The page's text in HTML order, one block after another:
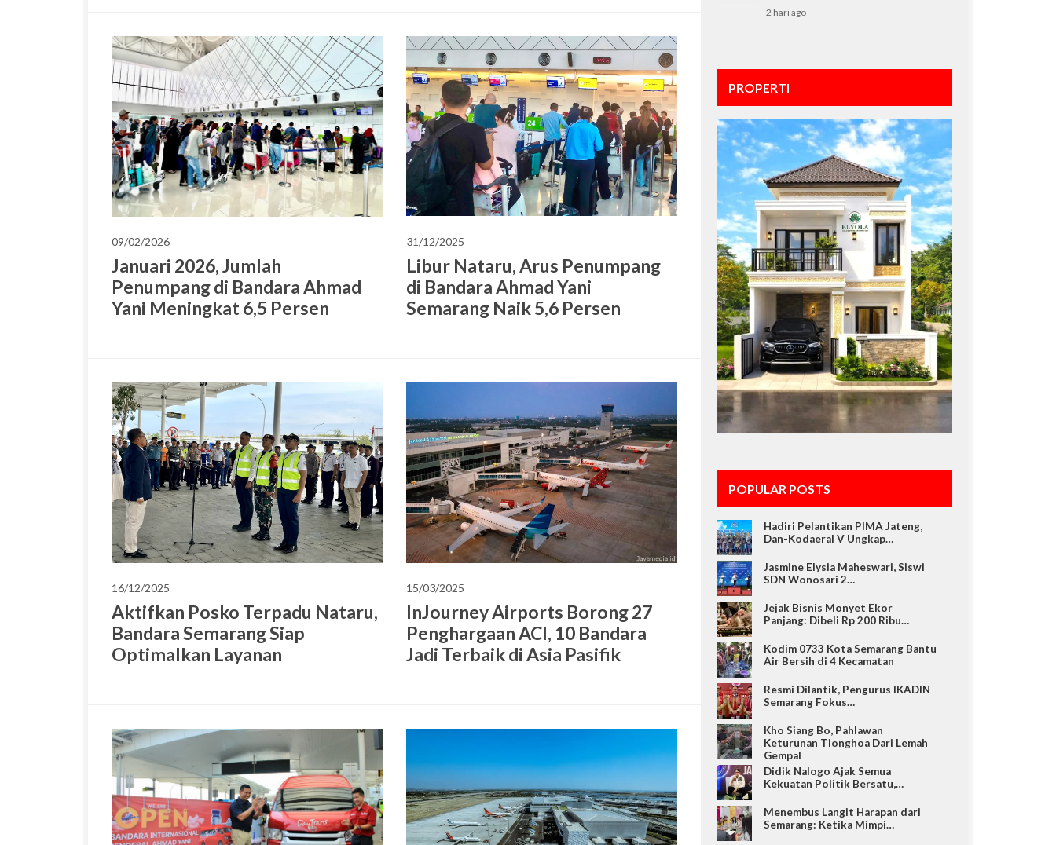
09/02/2026
Januari 2026, Jumlah
Penumpang di Bandara Ahmad
Yani Meningkat 6,5 Persen
31/12/2025
Libur Nataru, Arus Penumpang
di Bandara Ahmad Yani
Semarang Naik 5,6 Persen
16/12/2025
Aktifkan Posko Terpadu Nataru,
Bandara Semarang Siap
Optimalkan Layanan
15/03/2025
InJourney Airports Borong 27
Penghargaan ACI, 10 Bandara
Jadi Terbaik di Asia Pasifik
2 hari ago
PROPERTI
POPULAR POSTS
Hadiri Pelantikan PIMA Jateng,
Dan-Kodaeral V Ungkap…
Jasmine Elysia Maheswari, Siswi
SDN Wonosari 2…
Jejak Bisnis Monyet Ekor
Panjang: Dibeli Rp 200 Ribu…
Kodim 0733 Kota Semarang Bantu
Air Bersih di 4 Kecamatan
Resmi Dilantik, Pengurus IKADIN
Semarang Fokus…
Kho Siang Bo, Pahlawan
Keturunan Tionghoa Dari Lemah
Gempal
Didik Nalogo Ajak Semua
Kekuatan Politik Bersatu,…
Menembus Langit Harapan dari
Semarang: Ketika Mimpi…